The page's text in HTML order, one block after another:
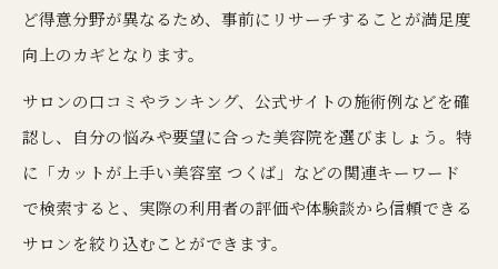
美容師を予約して毎月通える髪型に出会う
美容院予約で毎月通えるサロンの選び方
つくばの安い美容室でコスパ抜群の髪型を実現
美容師の技術力が光るヘアスタイル提案術
予約なしでも対応可能な美容院の特徴
長く通える美容院を選ぶポイントとは
上手な美容院選びで失敗しないつくば美容体験
ど得意分野が異なるため、事前にリサーチすることが満足度
向上のカギとなります。
サロンの口コミやランキング、公式サイトの施術例などを確
認し、自分の悩みや要望に合った美容院を選びましょう。特
に「カットが上手い美容室 つくば」などの関連キーワード
で検索すると、実際の利用者の評価や体験談から信頼できる
サロンを絞り込むことができます。